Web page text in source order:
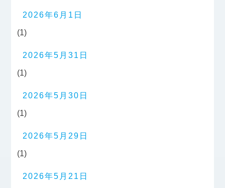
2026年6月1日
(1)
2026年5月31日
(1)
2026年5月30日
(1)
2026年5月29日
(1)
2026年5月21日